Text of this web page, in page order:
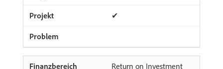
✔
Return on Investment